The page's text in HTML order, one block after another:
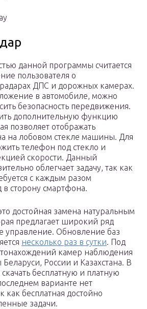
данной программы считается
пользователя о
ДПС и дорожных камерах.
в автомобиле, можно
безопасность передвижения.
дополнительную функцию
позволяет отображать
на лобовом стекле машины. Для
телефон под стекло и
скорости. Данный
облегчает задачу, так как
с каждым разом
в сторону смартфона.
достойная замена натуральным
предлагает широкий ряд
управление. Обновление баз
несколько раз в сутки. Под
камер наблюдения
России и Казахстана. В
бесплатную и платную
варианте нет
как бесплатная достойно
задачи.